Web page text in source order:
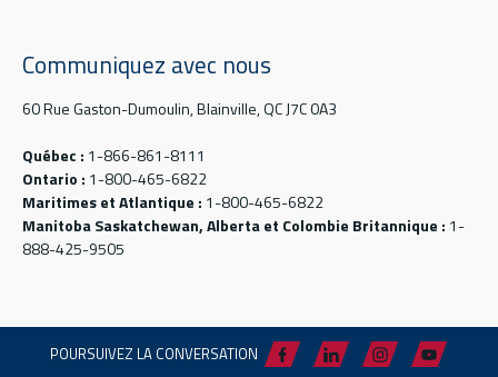
Communiquez avec nous
60 Rue Gaston-Dumoulin, Blainville, QC J7C 0A3
Québec : 1-866-861-8111
Ontario : 1-800-465-6822
Maritimes et Atlantique : 1-800-465-6822
Manitoba Saskatchewan, Alberta et Colombie Britannique : 1-
888-425-9505
POURSUIVEZ LA CONVERSATION